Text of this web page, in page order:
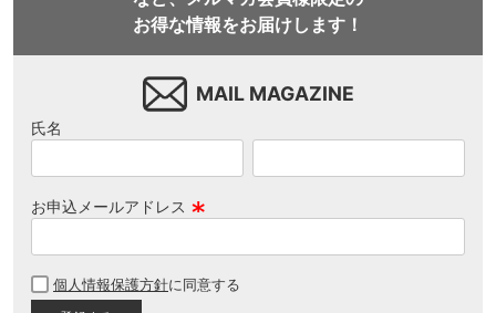
お得な情報をお届けします！
MAIL MAGAZINE
氏名
お申込メールアドレス
須
個人情報保護方針に同意する